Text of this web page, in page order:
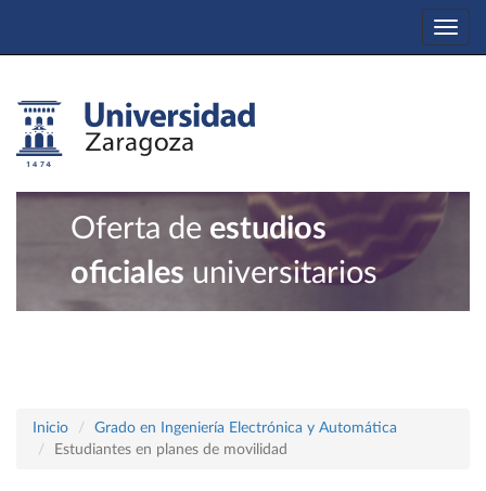
Oferta de estudios
oficiales universitarios
Inicio
Grado en Ingeniería Electrónica y Automática
Estudiantes en planes de movilidad